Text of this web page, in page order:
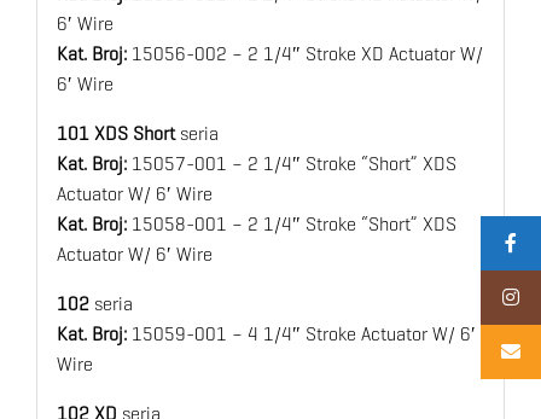
6′ Wire
Kat. Broj: 15056-002 – 2 1/4″ Stroke XD Actuator W/
6′ Wire
101 XDS Shortseria
Kat. Broj: 15057-001 – 2 1/4″ Stroke “Short” XDS
Actuator W/ 6′ Wire
Kat. Broj: 15058-001 – 2 1/4″ Stroke “Short” XDS
Actuator W/ 6′ Wire
102seria
Kat. Broj: 15059-001 – 4 1/4″ Stroke Actuator W/ 6′
Wire
102 XD seria